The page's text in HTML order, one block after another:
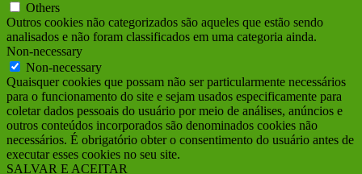
Others
Outros cookies não categorizados são aqueles que estão sendo
analisados e não foram classificados em uma categoria ainda.
Non-necessary
Non-necessary
Quaisquer cookies que possam não ser particularmente necessários
para o funcionamento do site e sejam usados ​​especificamente para
coletar dados pessoais do usuário por meio de análises, anúncios e
outros conteúdos incorporados são denominados cookies não
necessários. É obrigatório obter o consentimento do usuário antes de
executar esses cookies no seu site.
SALVAR E ACEITAR